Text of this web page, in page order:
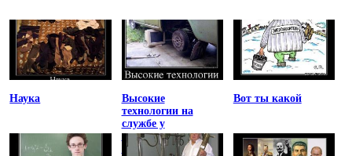
Наука
Высокие
технологии на
службе у
отечественного
автопрома
Вот ты какой